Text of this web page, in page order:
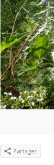
Partager